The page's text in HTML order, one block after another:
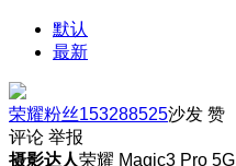
默认
最新
荣耀粉丝153288525沙发 赞
评论 举报
摄影达人荣耀 Magic3 Pro 5G